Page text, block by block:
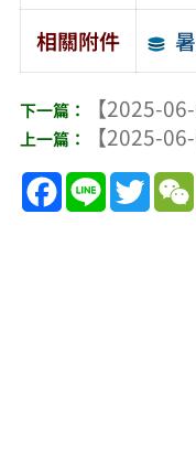
相關附件
【2025-
【2025-
Facebook
Line